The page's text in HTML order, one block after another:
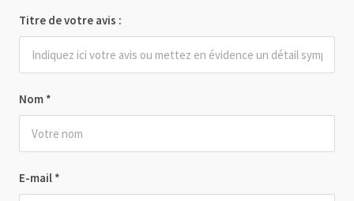
Nom *
E-mail *
Titre de votre avis :